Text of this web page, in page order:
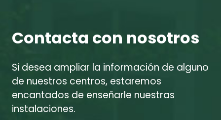
Contacta con nosotros
Si desea ampliar la información de alguno
de nuestros centros, estaremos
encantados de enseñarle nuestras
instalaciones.